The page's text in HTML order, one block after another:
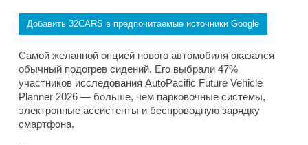
Добавить 32CARS в предпочитаемые источники Google
Самой желанной опцией нового автомобиля оказался
обычный подогрев сидений. Его выбрали 47%
участников исследования AutoPacific Future Vehicle
Planner 2026 — больше, чем парковочные системы,
электронные ассистенты и беспроводную зарядку
смартфона.